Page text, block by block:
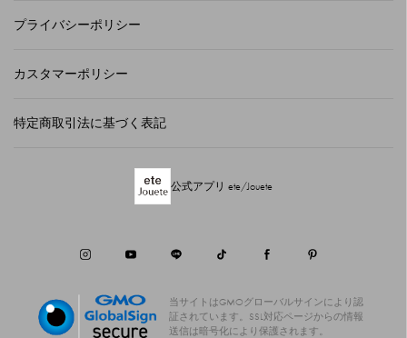
プライバシーポリシー
カスタマーポリシー
特定商取引法に基づく表記
公式アプリ ete/Jouete
当サイトはGMOグローバルサインにより認
証されています。
SSL対応ページからの情報
送信は暗号化により保護されます。